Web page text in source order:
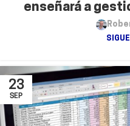
enseñará a
23
SEP